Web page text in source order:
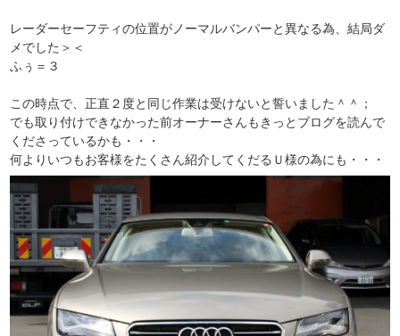
レーダーセーフティの位置がノーマルバンパーと異なる為、結局ダ
メでした＞＜
ふぅ＝３
この時点で、正直２度と同じ作業は受けないと誓いました＾＾；
でも取り付けできなかった前オーナーさんもきっとブログを読んで
くださっているかも・・・
何よりいつもお客様をたくさん紹介してくだるＵ様の為にも・・・